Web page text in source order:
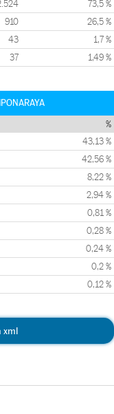
73,5 %
910 26,5 %
43 1,7 %
37 1,49 %
%
43,13 %
42,56 %
8,22 %
2,94 %
0,81 %
0,28 %
0,24 %
0,2 %
0,12 %
xml